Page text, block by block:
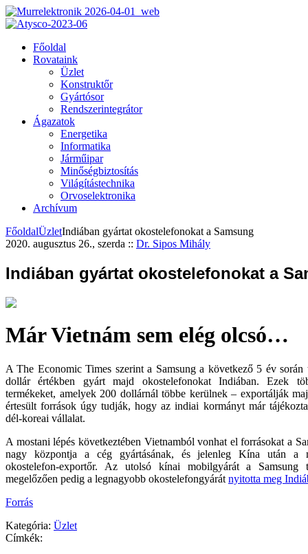
Főoldal
Rovataink
Üzlet
Konstruktőr
Gyártósor
Rendszerintegrátor
Ágazatok
Energetika
Informatika
Járműipar
Minőségbiztosítás
Világítástechnika
Orvoselektronika
Archívum
FőoldalÜzletIndiában gyártat okostelefonokat a Samsung
2020. augusztus 26., szerda :: Dr. Sipos Mihály
Indiában gyártat okostelefonokat a
Már Vietnám sem elég olcsó…
A The Economic Times szerint a Samsung a következő 5 év
dollár értékben gyárt majd okostelefonokat Indiában. Ezek
termékeket, amelyek 200 dollárnál többe kerülnek – exportálják
értesült források úgy tudják, hogy az indiai kormányt már
dél-koreai vállalat.
A mostani lépés következtében Vietnamból vonhat el forrásokat a
nagy központja a cég gyártásának, és jelenleg Kína után a
okostelefon-exportőr. Az utolsó kínai mobilgyárát a
megelőzően pedig a legnagyobb okostelefongyárát nyitotta meg
Forrás
Kategória: Üzlet
Címkék: